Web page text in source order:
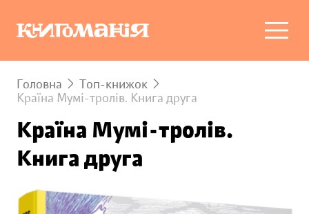
Головна
Топ-книжок
Країна Мумі-тролів. Книга друга
Країна Мумі-тролів.
Книга друга